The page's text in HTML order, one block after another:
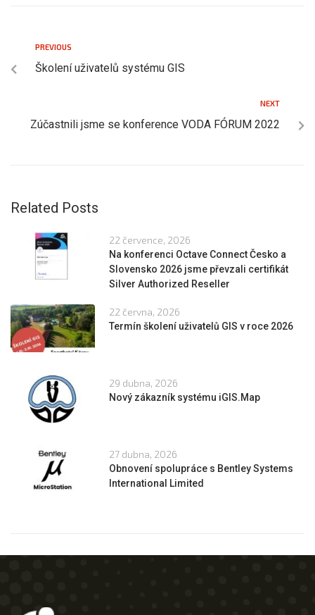
PREVIOUS
Školení uživatelů systému GIS
NEXT
Zúčastnili jsme se konference VODA FÓRUM 2022
Related Posts
22 července, 2026
Na konferenci Octave Connect Česko a
Slovensko 2026 jsme převzali certifikát
Silver Authorized Reseller
22 června, 2026
Termín školení uživatelů GIS v roce 2026
29 dubna, 2026
Nový zákazník systému iGIS.Map
27 dubna, 2026
Obnovení spolupráce s Bentley Systems
International Limited